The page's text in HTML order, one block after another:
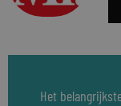
Het